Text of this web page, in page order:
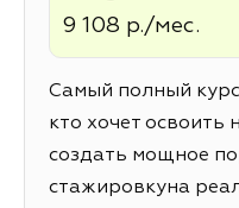
9 108 р./мес.
Самый полный
кто хочет освоить
создать мощное
стажировкуна